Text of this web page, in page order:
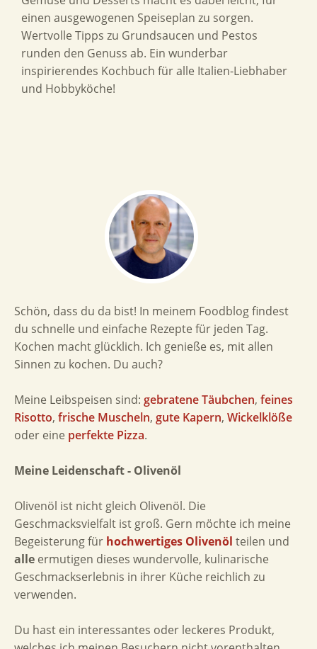
einen ausgewogenen Speiseplan zu sorgen.
Wertvolle Tipps zu Grundsaucen und Pestos
runden den Genuss ab. Ein wunderbar
inspirierendes Kochbuch für alle Italien-Liebhaber
und Hobbyköche!
Schön, dass du da bist! In meinem Foodblog findest
du schnelle und einfache Rezepte für jeden Tag.
Kochen macht glücklich. Ich genieße es, mit allen
Sinnen zu kochen. Du auch?
Meine Leibspeisen sind: gebratene Täubchen, feines
Risotto, frische Muscheln, gute Kapern, Wickelklöße
oder eine perfekte Pizza.
Meine Leidenschaft - Olivenöl
Olivenöl ist nicht gleich Olivenöl. Die
Geschmacksvielfalt ist groß. Gern möchte ich meine
Begeisterung für hochwertiges Olivenöl teilen und
alle ermutigen dieses wundervolle, kulinarische
Geschmackserlebnis in ihrer Küche reichlich zu
verwenden.
Du hast ein interessantes oder leckeres Produkt,